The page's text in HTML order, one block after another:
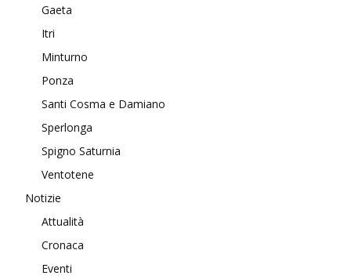
Gaeta
Itri
Minturno
Ponza
Santi Cosma e Damiano
Sperlonga
Spigno Saturnia
Ventotene
Notizie
Attualità
Cronaca
Eventi